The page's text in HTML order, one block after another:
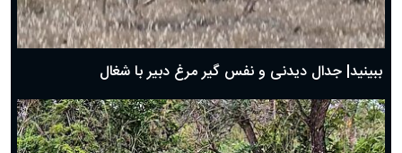
حضرت زینب(س) چگونه از دنیا رفت؟
بهترین پیامک تبریک روز پدر ۱۴۰۴؛ جملات زیبا و صمیمانه
ببینید| جدال دیدنی و نفس گیر مرغ دبیر با شغال